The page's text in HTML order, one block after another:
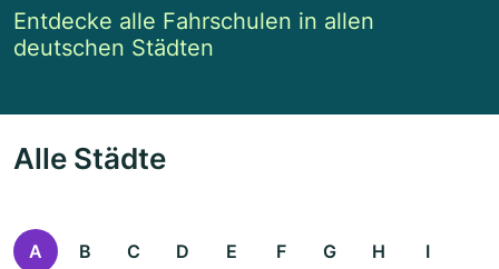
Entdecke alle Fahrschulen in allen
deutschen Städten
Alle Städte
A B C D E F G H I